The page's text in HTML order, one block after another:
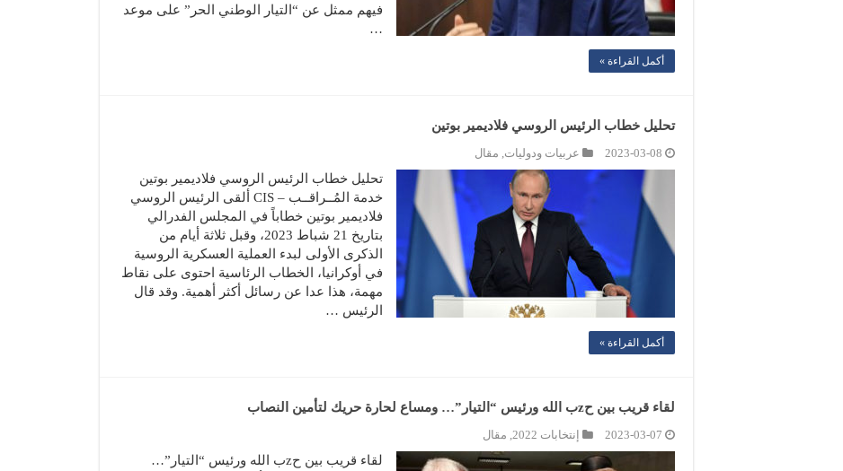
فيهم ممثل عن “التيار الوطني الحر” على موعد
…
أكمل القراءة »
تحليل خطاب الرئيس الروسي فلاديمير بوتين
2023-03-08 عربيات ودوليات, مقال
تحليل خطاب الرئيس الروسي فلاديمير بوتين
خدمة المُــراقــب – CIS ألقى الرئيس الروسي
فلاديمير بوتين خطاباً في المجلس الفدرالي
بتاريخ 21 شباط 2023، وقبل ثلاثة أيام من
الذكرى الأولى لبدء العملية العسكرية الروسية
في أوكرانيا، الخطاب الرئاسية احتوى على نقاط
مهمة، هذا عدا عن رسائل أكثر أهمية. وقد قال
الرئيس …
أكمل القراءة »
لقاء قريب بين حzب الله ورئيس “التيار”… ومساع لحارة حريك لتأمين النصاب
2023-03-07 إنتخابات 2022 , مقال
لقاء قريب بين حzب الله ورئيس “التيار”…